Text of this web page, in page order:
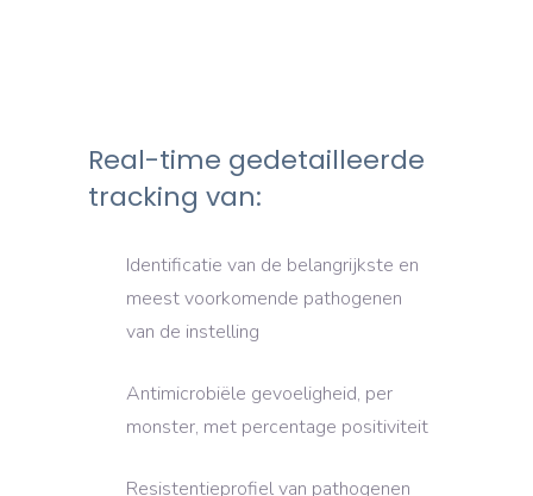
Real-time gedetailleerde
tracking van:
Identificatie van de belangrijkste en
meest voorkomende pathogenen
van de instelling
Antimicrobiële gevoeligheid, per
monster, met percentage positiviteit
Resistentieprofiel van pathogenen